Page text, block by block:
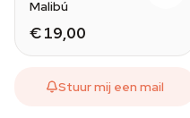
Malibú
€ 19,00
Stuur mij een mail